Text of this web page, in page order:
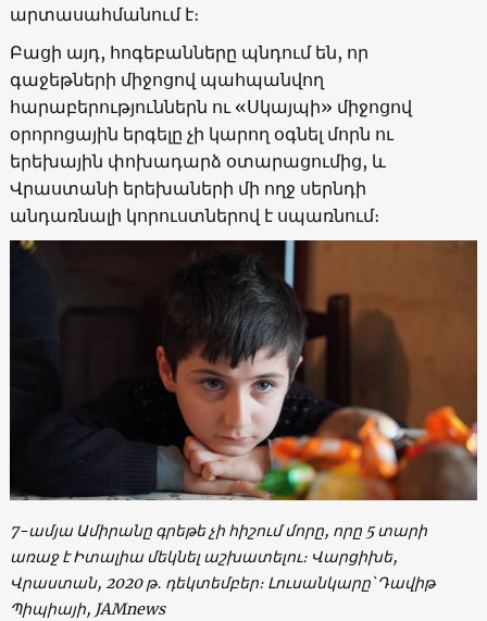
արտասահմանում է։
Բացի այդ, հոգեբանները պնդում են, որ
գաջեթների միջոցով պահպանվող
հարաբերություններն ու «Սկայպի» միջոցով
օրորոցային երգելը չի կարող օգնել մորն ու
երեխային փոխադարձ օտարացումից, և
Վրաստանի երեխաների մի ողջ սերնդի
անդառնալի կորուստներով է սպառնում։
7-ամյա Ամիրանը գրեթե չի հիշում մորը, որը 5 տարի
առաջ է Իտալիա մեկնել աշխատելու։ Վարցիխե,
Վրաստան, 2020 թ․ դեկտեմբեր։ Լուսանկարը՝ Դավիթ
Պիպիայի, JAMnews